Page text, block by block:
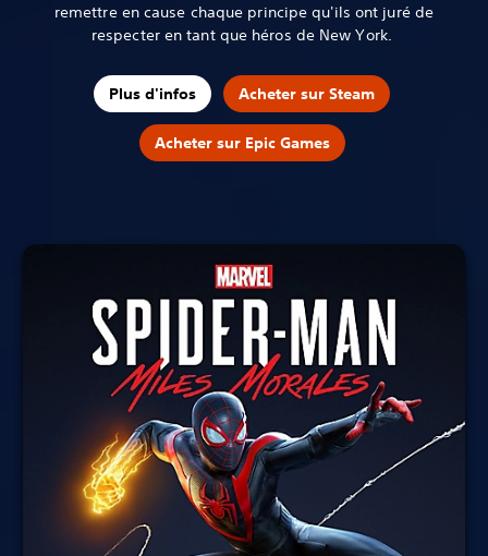
remettre en cause chaque principe qu'ils ont juré de
respecter en tant que héros de New York.
Plus d'infos Acheter sur Steam
Acheter sur Epic Games